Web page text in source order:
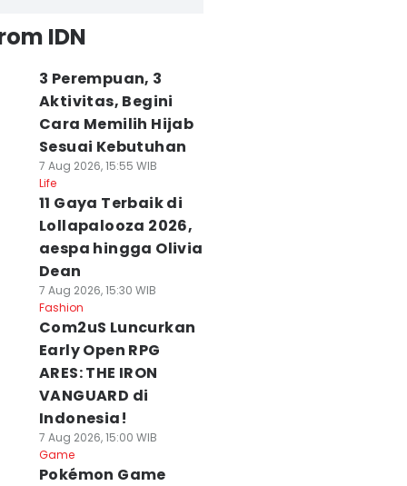
IDN
3 Perempuan, 3
Aktivitas, Begini
Cara Memilih Hijab
Sesuai Kebutuhan
7 Aug 2026, 15:55 WIB
Life
11 Gaya Terbaik di
Lollapalooza 2026,
aespa hingga Olivia
Dean
7 Aug 2026, 15:30 WIB
Fashion
Com2uS Luncurkan
Early Open RPG
ARES: THE IRON
VANGUARD di
Indonesia!
7 Aug 2026, 15:00 WIB
Game
Pokémon Game